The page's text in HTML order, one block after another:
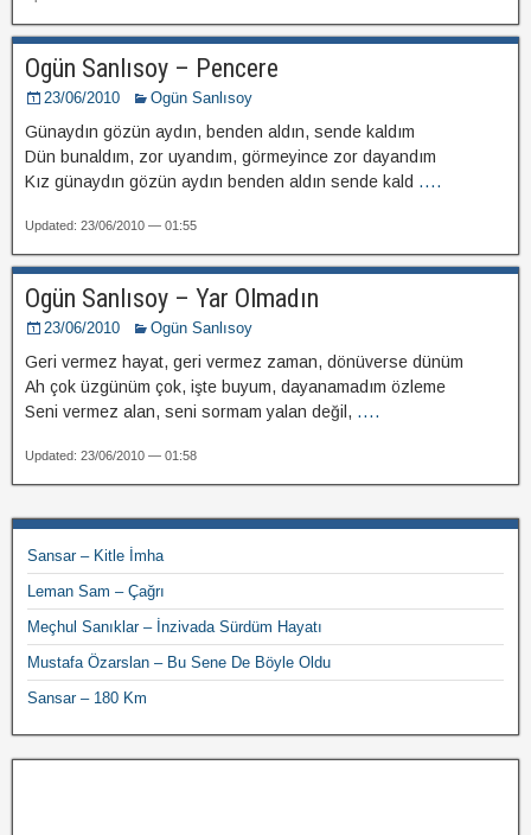
Ogün Sanlısoy – Pencere
23/06/2010 Ogün Sanlısoy
Günaydın gözün aydın, benden aldın, sende kaldım
Dün bunaldım, zor uyandım, görmeyince zor dayandım
Kız günaydın gözün aydın benden aldın sende kald ....
Updated: 23/06/2010 — 01:55
Ogün Sanlısoy – Yar Olmadın
23/06/2010 Ogün Sanlısoy
Geri vermez hayat, geri vermez zaman, dönüverse dünüm
Ah çok üzgünüm çok, işte buyum, dayanamadım özleme
Seni vermez alan, seni sormam yalan değil, ....
Updated: 23/06/2010 — 01:58
Sansar – Kitle İmha
Leman Sam – Çağrı
Meçhul Sanıklar – İnzivada Sürdüm Hayatı
Mustafa Özarslan – Bu Sene De Böyle Oldu
Sansar – 180 Km